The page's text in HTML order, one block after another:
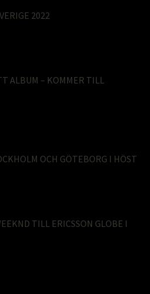
2022
ALBUM – KOMMER TILL
OCH GÖTEBORG I HÖST
TILL ERICSSON GLOBE I